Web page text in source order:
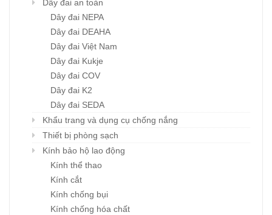
Dây đai an toàn
Dây đai NEPA
Dây đai DEAHA
Dây đai Việt Nam
Dây đai Kukje
Dây đai COV
Dây đai K2
Dây đai SEDA
Khẩu trang và dụng cụ chống nắng
Thiết bị phòng sạch
Kính bảo hộ lao động
Kính thể thao
Kính cắt
Kính chống bụi
Kính chống hóa chất